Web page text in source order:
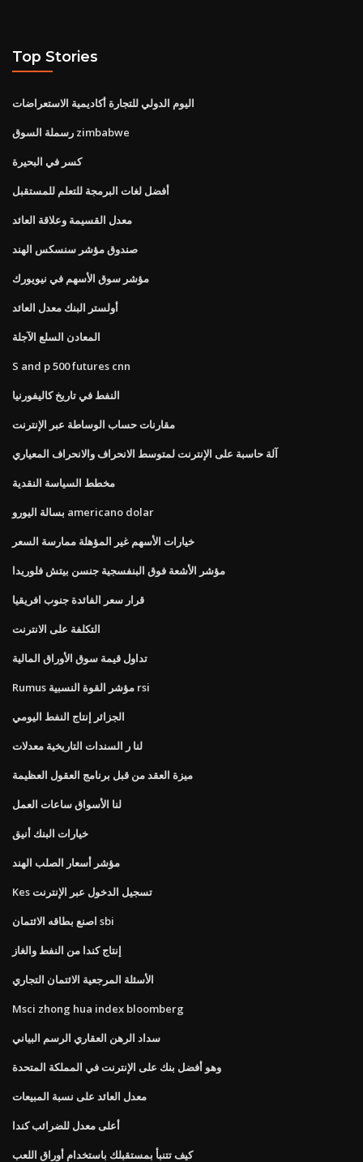
Top Stories
اليوم الدولي للتجارة أكاديمية الاستعراضات
رسملة السوق zimbabwe
كسر في البحيرة
أفضل لغات البرمجة للتعلم للمستقبل
معدل القسيمة وعلاقة العائد
صندوق مؤشر سنسكس الهند
مؤشر سوق الأسهم في نيويورك
أولستر البنك معدل العائد
المعادن السلع الآجلة
S and p 500 futures cnn
النفط في تاريخ كاليفورنيا
مقارنات حساب الوساطة عبر الإنترنت
آلة حاسبة على الإنترنت لمتوسط ​​الانحراف والانحراف المعياري
مخطط السياسة النقدية
بسالة اليورو americano dolar
خيارات الأسهم غير المؤهلة ممارسة السعر
مؤشر الأشعة فوق البنفسجية جنسن بيتش فلوريدا
قرار سعر الفائدة جنوب افريقيا
التكلفة على الانترنت
تداول قيمة سوق الأوراق المالية
Rumus مؤشر القوة النسبية rsi
الجزائر إنتاج النفط اليومي
لنا ر السندات التاريخية معدلات
ميزة العقد من قبل برنامج العقول العظيمة
لنا الأسواق ساعات العمل
خيارات البنك أنيق
مؤشر أسعار الصلب الهند
Kes تسجيل الدخول عبر الإنترنت
اصنع بطاقه الائتمان sbi
إنتاج كندا من النفط والغاز
الأسئلة المرجعية الائتمان التجاري
Msci zhong hua index bloomberg
سداد الرهن العقاري الرسم البياني
وهو أفضل بنك على الإنترنت في المملكة المتحدة
معدل العائد على نسبة المبيعات
أعلى معدل للضرائب كندا
كيف تتنبأ بمستقبلك باستخدام أوراق اللعب